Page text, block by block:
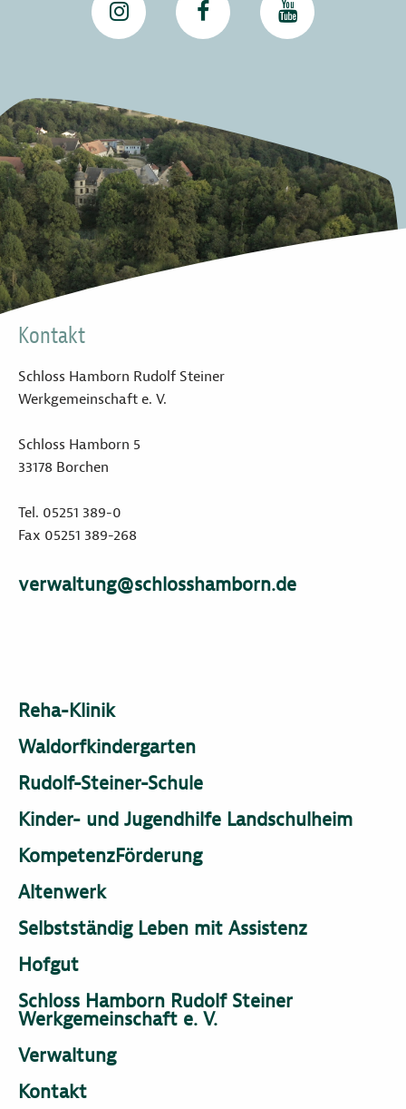
Kontakt
Schloss Hamborn Rudolf Steiner
Werkgemeinschaft e. V.
Schloss Hamborn 5
33178 Borchen
Tel. 05251 389-0
Fax 05251 389-268
verwaltung@schlosshamborn.de
Reha-Klinik
Waldorfkindergarten
Rudolf-Steiner-Schule
Kinder- und Jugendhilfe Landschulheim
KompetenzFörderung
Altenwerk
Selbstständig Leben mit Assistenz
Hofgut
Schloss Hamborn Rudolf Steiner
Werkgemeinschaft e. V.
Verwaltung
Kontakt